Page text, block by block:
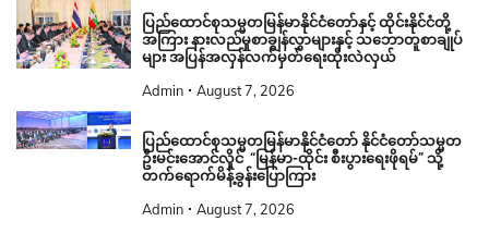
ပြည်ထောင်စုသမ္မတမြန်မာနိုင်ငံတော်နှင့် ထိုင်းနိုင်ငံတို့
အကြား နားလည်မှုစာချွန်လွှာများနှင့် သဘောတူစာချုပ်
များ အပြန်အလှန်လက်မှတ်ရေးထိုးလဲလှယ်
Admin August 7, 2026
ပြည်ထောင်စုသမ္မတမြန်မာနိုင်ငံတော် နိုင်ငံတော်သမ္မတ
ဦးမင်းအောင်လှိုင် “မြန်မာ-ထိုင်း စီးပွားရေးဖိုရမ်” သို့
တက်ရောက်မိန့်ခွန်းပြောကြား
Admin August 7, 2026